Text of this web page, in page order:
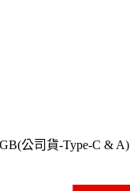
公司貨-Type-C & A)